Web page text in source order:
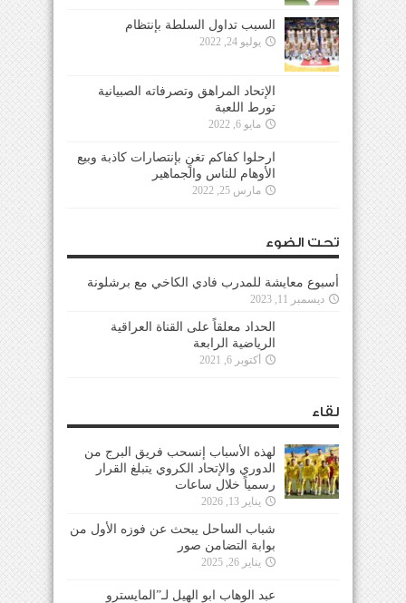
السبب تداول السلطة بإنتظام
يوليو 24, 2022
الإتحاد المراهق وتصرفاته الصبيانية
تورط اللعبة
مايو 6, 2022
ارحلوا كفاكم تغنٍ بإنتصارات كاذبة وبيع
الأوهام للناس والجماهير
مارس 25, 2022
تحت الضوء
أسبوع معايشة للمدرب فادي الكاخي مع برشلونة
ديسمبر 11, 2023
الحداد معلقاً على القناة العراقية
الرياضية الرابعة
أكتوبر 6, 2021
لقاء
لهذه الأسباب إنسحب فريق البرج من
الدوري والإتحاد الكروي يتبلغ القرار
رسمياً خلال ساعات
يناير 13, 2026
شباب الساحل يبحث عن فوزه الأول من
بوابة التضامن صور
يناير 26, 2025
عبد الوهاب ابو الهيل لـ”المايسترو